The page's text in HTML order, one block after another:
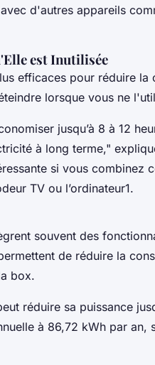
d'autres appareils
est Inutilisée
efficaces pour réduire la
lorsque vous ne
jusqu’à 8 à 12
à long terme,"
si vous combinez
TV ou l’ordinateur1.
souvent des
de réduire la
box.
réduire sa puissance
à 86,72 kWh par an,